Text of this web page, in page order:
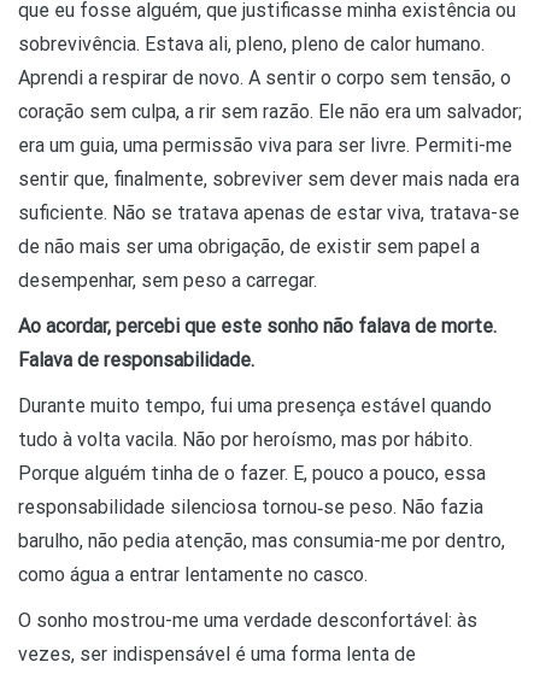
que eu fosse alguém, que justificasse minha existência ou
sobrevivência. Estava ali, pleno, pleno de calor humano.
Aprendi a respirar de novo. A sentir o corpo sem tensão, o
coração sem culpa, a rir sem razão. Ele não era um salvador;
era um guia, uma permissão viva para ser livre. Permiti-me
sentir que, finalmente, sobreviver sem dever mais nada era
suficiente. Não se tratava apenas de estar viva, tratava-se
de não mais ser uma obrigação, de existir sem papel a
desempenhar, sem peso a carregar.
Ao acordar, percebi que este sonho não falava de morte.
Falava de responsabilidade.
Durante muito tempo, fui uma presença estável quando
tudo à volta vacila. Não por heroísmo, mas por hábito.
Porque alguém tinha de o fazer. E, pouco a pouco, essa
responsabilidade silenciosa tornou‑se peso. Não fazia
barulho, não pedia atenção, mas consumia-me por dentro,
como água a entrar lentamente no casco.
O sonho mostrou-me uma verdade desconfortável: às
vezes, ser indispensável é uma forma lenta de